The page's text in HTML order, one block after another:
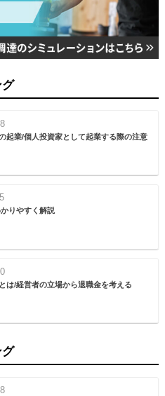
起業/個人投資家として起業する際の注意
りやすく解説
は/経営者の立場から退職金を考える